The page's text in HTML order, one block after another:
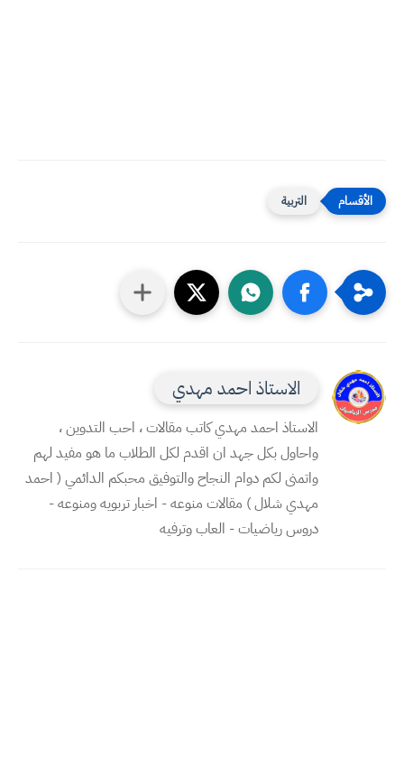
التربية
الاستاذ احمد مهدي
الاستاذ احمد مهدي كاتب مقالات ، احب التدوين ،
واحاول بكل جهد ان اقدم لكل الطلاب ما هو مفيد لهم
واتمنى لكم دوام النجاح والتوفيق محبكم الدائمي ( احمد
مهدي شلال ) مقالات منوعه - اخبار تربويه ومنوعه -
دروس رياضيات - العاب وترفيه